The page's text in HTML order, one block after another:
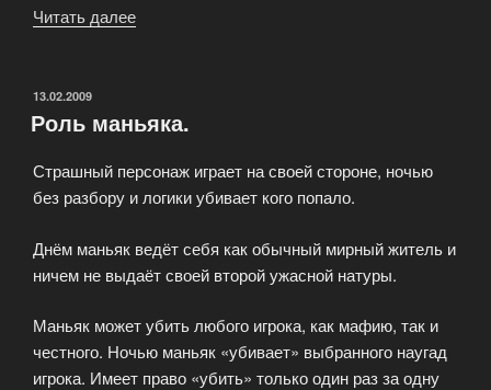
Читать далее
ОПУБЛИКОВАНО
13.02.2009
Роль маньяка.
Страшный персонаж играет на своей стороне, ночью
без разбору и логики убивает кого попало.
Днём маньяк ведёт себя как обычный мирный житель и
ничем не выдаёт своей второй ужасной натуры.
Маньяк может убить любого игрока, как мафию, так и
честного. Ночью маньяк «убивает» выбранного наугад
игрока. Имеет право «убить» только один раз за одну